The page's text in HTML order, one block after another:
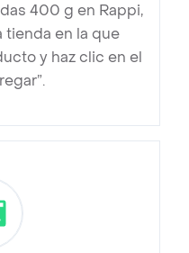
400 g en Rappi,
tienda en la que
y haz clic en el